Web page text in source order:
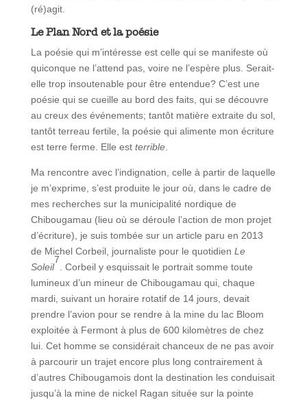
(ré)agit.
Le Plan Nord et la poésie
La poésie qui m’intéresse est celle qui se manifeste où
quiconque ne l’attend pas, voire ne l’espère plus. Serait-
elle trop insoutenable pour être entendue? C’est une
poésie qui se cueille au bord des faits, qui se découvre
au creux des événements; tantôt matière extraite du sol,
tantôt terreau fertile, la poésie qui alimente mon écriture
est terre ferme. Elle est terrible.
Ma rencontre avec l’indignation, celle à partir de laquelle
je m’exprime, s’est produite le jour où, dans le cadre de
mes recherches sur la municipalité nordique de
Chibougamau (lieu où se déroule l’action de mon projet
d’écriture), je suis tombée sur un article paru en 2013
de Michel Corbeil, journaliste pour le quotidien Le
Soleil
7
. Corbeil y esquissait le portrait somme toute
lumineux d’un mineur de Chibougamau qui, chaque
mardi, suivant un horaire rotatif de 14 jours, devait
prendre l’avion pour se rendre à la mine du lac Bloom
exploitée à Fermont à plus de 600 kilomètres de chez
lui. Cet homme se considérait chanceux de ne pas avoir
à parcourir un trajet encore plus long contrairement à
d’autres Chibougamois dont la destination les conduisait
jusqu’à la mine de nickel Ragan située sur la pointe